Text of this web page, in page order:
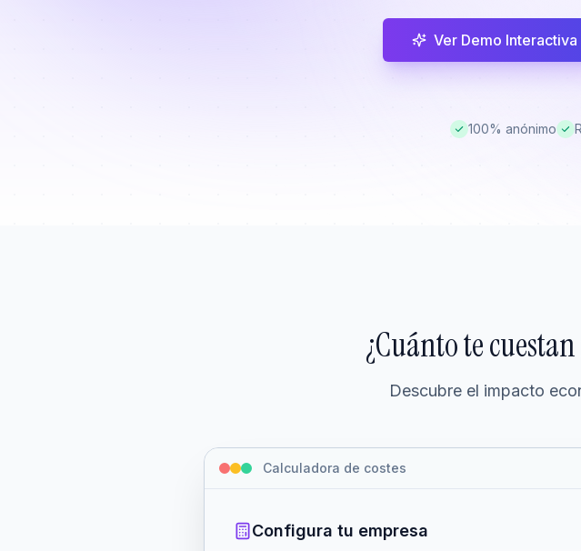
Ver Demo Interactiva
100% anónimo
¿Cuánto te
Descubre el impacto
Calculadora de costes
Configura tu empresa